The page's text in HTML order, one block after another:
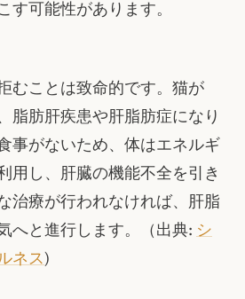
す可能性があります。
むことは致命的です。猫が
脂肪肝疾患や肝脂肪症になり
事がないため、体はエネルギ
用し、肝臓の機能不全を引き
治療が行われなければ、肝脂
へと進行します。（出典: シ
ネス)